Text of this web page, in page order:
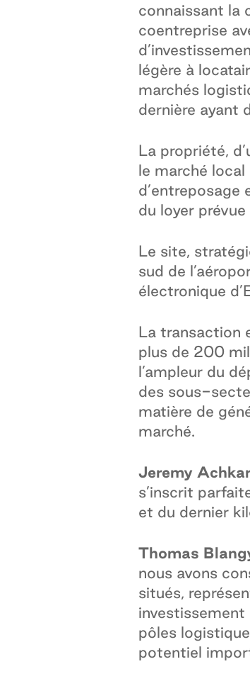
connaissant la
coentreprise
légère à
marchés
dernière ayant
La propriété,
le marché
d’entreposage
du loyer
Le site,
sud de
électronique
La transaction
plus de 200
l’ampleur du
des sous-
matière de
marché.
Jeremy
s’inscrit
et du dernier
Thomas
nous avons
situés,
investissement
pôles
potentiel